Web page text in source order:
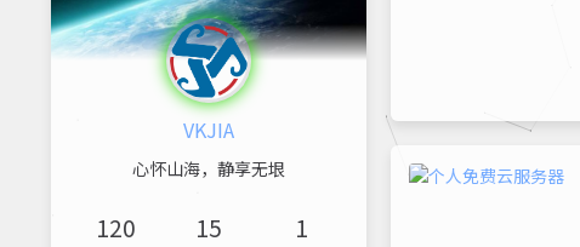
VKJIA
心怀山海，静享无垠
120 15 1